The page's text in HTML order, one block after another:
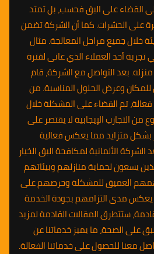
القضاء على البق فحسب، بل تمتد
على الحشرات. كما أن الشركة تضمن
خلال جميع مراحل المعالجة. مثال
أحد العملاء الذي عانى لفترة
بعد التواصل مع الشركة، قام
وعرض الحلول المناسبة. من
تم القضاء على المشكلة خلال
من التجارب الإيجابية لا يقتصر على
بشكل متزايد مما يعكس فعالية
الشركة الألمانية لمكافحة البق الخيار
يسعون لحماية منازلهم وبيئاتهم
العميق للمشكلة وحرصهم على
يعكس مدى التزامهم بجودة الخدمة
ستتطرق المقالات القادمة لمزيد
على الصحة، ما يميز خدماتنا عن
معنا للحصول على خدماتنا الفعالة.